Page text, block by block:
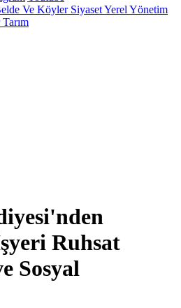
Ve KöylerSiyasetYerel Yönetim
Tarım
Ruhsat
Sosyal